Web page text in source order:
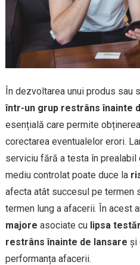
În dezvoltarea unui produs sau
într-un grup restrâns înainte
esențială care permite
corectarea eventualelor erori.
serviciu fără a testa în
mediu controlat poate duce la
afecta atât succesul pe termen
termen lung a afacerii. În acest
majore asociate cu lipsa
restrâns înainte de lansare și
performanța afacerii.